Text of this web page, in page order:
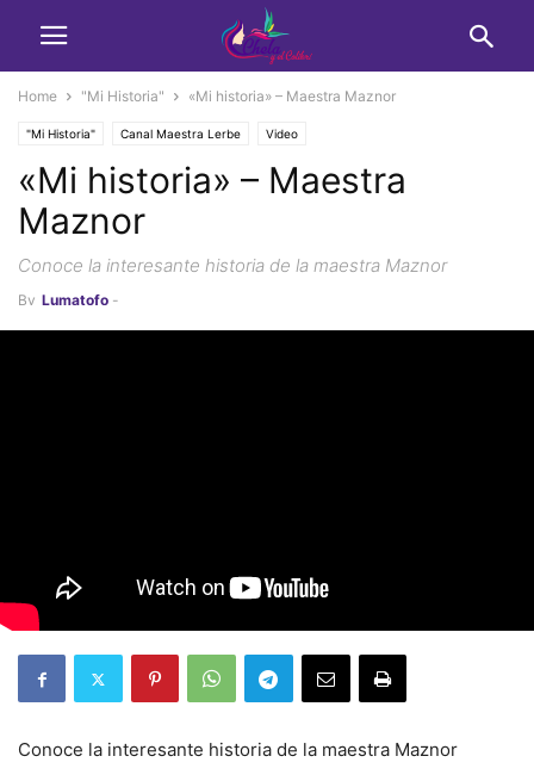
Home "Mi Historia" «Mi historia» – Maestra Maznor
"Mi Historia" Canal Maestra Lerbe Video
«Mi historia» – Maestra
Maznor
Conoce la interesante historia de la maestra Maznor
By Lumatofo -
Conoce la interesante historia de la maestra Maznor